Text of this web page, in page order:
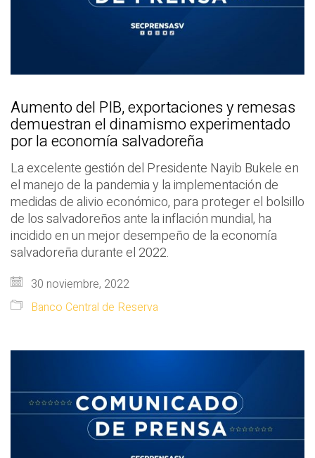
Aumento del PIB, exportaciones y remesas
demuestran el dinamismo experimentado
por la economía salvadoreña
La excelente gestión del Presidente Nayib Bukele en
el manejo de la pandemia y la implementación de
medidas de alivio económico, para proteger el bolsillo
de los salvadoreños ante la inflación mundial, ha
incidido en un mejor desempeño de la economía
salvadoreña durante el 2022.
30 noviembre, 2022
Banco Central de Reserva